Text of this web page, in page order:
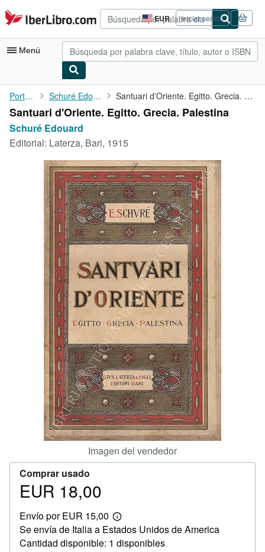
Pasar al contenido principal
IberLibro.com EUR
Preferencias
de
compra
del
Iniciar sesión
Menú
Mi cuenta
Consultar mis pedidos
Libros antiguos
Arte y coleccionismo
Comenzar a vender
CERRAR
Portada Schuré Edouard Santuari d'Oriente. Egitto. Grecia. Palestina
Santuari d'Oriente. Egitto. Grecia. Palestina
Schuré Edouard
Editorial: Laterza, Bari, 1915
Imagen del vendedor
Comprar usado
Precio
18,00
EUR 18,00
Envío por EUR 15,00
Más
información
sobre
las
Se envía de Italia a Estados Unidos de America
Cantidad disponible: 1 disponibles